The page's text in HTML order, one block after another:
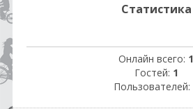
Статистика
Онлайн всего: 1
Гостей: 1
Пользователей: